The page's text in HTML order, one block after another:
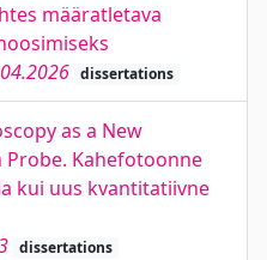
määratletava
dissertations
as a New
Kahefotoonne
kui uus kvantitatiivne
dissertations